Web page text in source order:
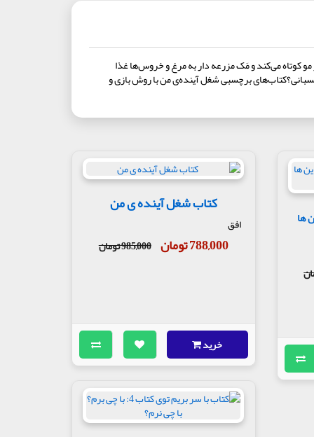
کوتاه می‌کند و مَک مزرعه دار به مرغ و خروس‌ها غذا
برچسبی شغل آینده‌ی من با روش بازی و
این ها
کتاب شغل آینده ی من
افق
788,000 تومان 985,000 تومان
خرید